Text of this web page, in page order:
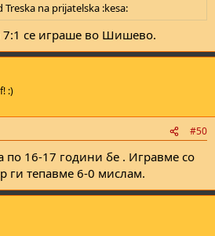
na prijatelska :kesa:
7:1 се играше во Шишево.
:)
#50
по 16-17 години бе . Игравме со
ги тепавме 6-0 мислам.